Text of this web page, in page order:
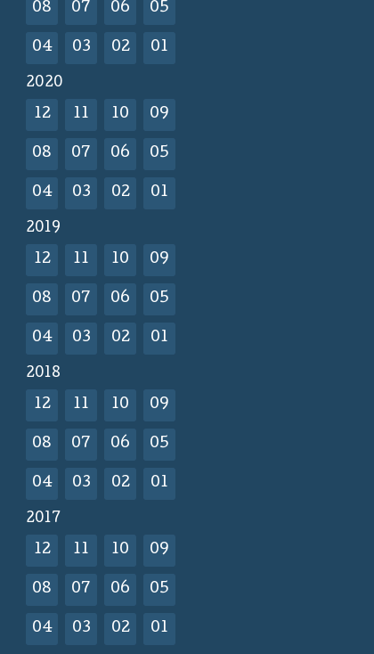
08 07 06 05
04 03 02 01
2020
12 11 10 09
08 07 06 05
04 03 02 01
2019
12 11 10 09
08 07 06 05
04 03 02 01
2018
12 11 10 09
08 07 06 05
04 03 02 01
2017
12 11 10 09
08 07 06 05
04 03 02 01